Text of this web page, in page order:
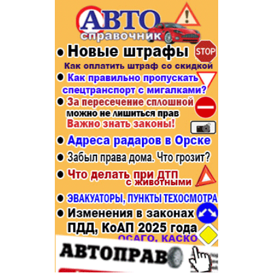
Афиша
Строительство и ремонт
Авто и мото
Рестораны, кафе, бары
Спорт Фитнес
Недвижимость
Красота Косметология
Телекоммуникации и связь
Торговля
Бизнес и финансы
Юристы, Экспертиза, Страхование
Ремонт
Социальные организации
Это интересно
Администрация
Популярное →
Строительство и ремонт